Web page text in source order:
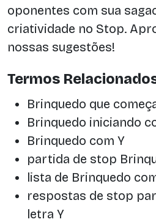
oponentes com sua
criatividade no Stop.
nossas sugestões!
Termos
Brinquedo que
Brinquedo iniciando
Brinquedo com Y
partida de stop
lista de Brinquedo
respostas de stop
letra Y